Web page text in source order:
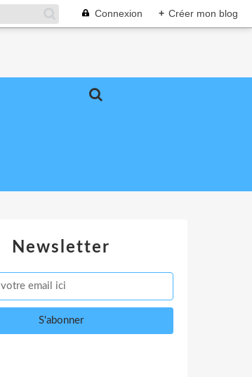
Connexion + Créer mon blog
Newsletter